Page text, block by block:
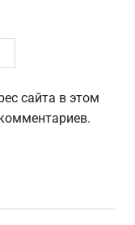
сайта в этом